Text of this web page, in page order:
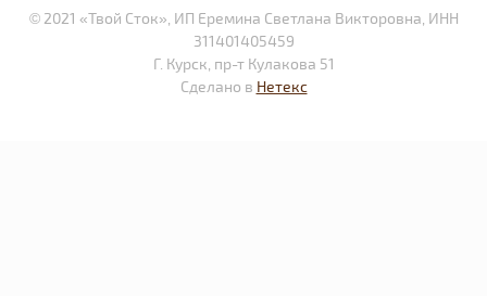
© 2021 «Твой Сток», ИП Еремина Светлана Викторовна, ИНН
311401405459
Г. Курск, пр-т Кулакова 51
Сделано в Нетекс